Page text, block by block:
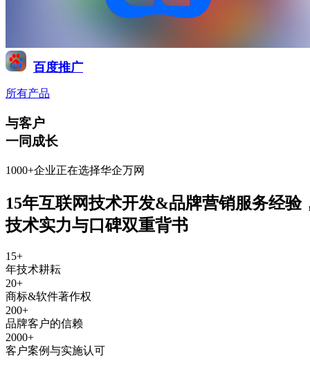
百度推广
所有产品
与客户
一同成长
1000+企业正在选择华企万网
15年互联网技术开发&品牌营销服务经验
技术实力与口碑双重背书
15+
年技术耕耘
20+
商标&软件著作权
200+
品牌客户的信赖
2000+
客户案例与实施认可